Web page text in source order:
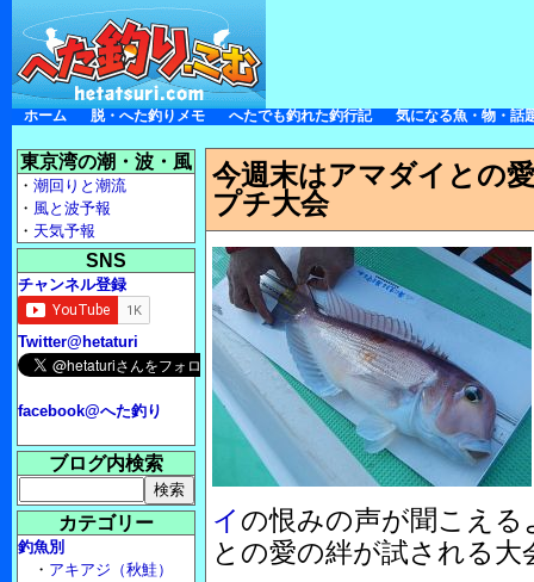
ホーム 脱・へた釣りメモ へたでも釣れた釣行記 気になる魚・物・話
今週末はアマダイとの
プチ大会
イ の恨みの声が聞こえ
との愛の絆が試される大
東京湾の潮・波・風
・ 潮回りと潮流
・ 風と波予報
・ 天気予報
SNS
チャンネル登録
Twitter@hetaturi
facebook@へた釣り
ブログ内検索
カテゴリー
釣魚別
・ アキアジ（秋鮭）